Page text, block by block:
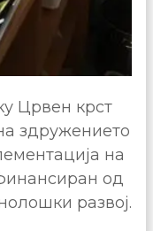
Црвен крст
здружението
на
од
развој.